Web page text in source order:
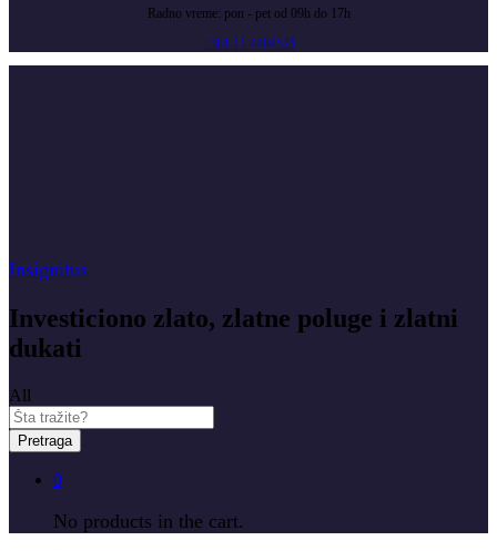
Radno vreme: pon - pet od 09h do 17h
+381 11 4404521
Insignitus
Investiciono zlato, zlatne poluge i zlatni
dukati
All
Pretraga
0
No products in the cart.